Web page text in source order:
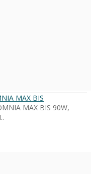
MAX BIS
MAX BIS 90W,